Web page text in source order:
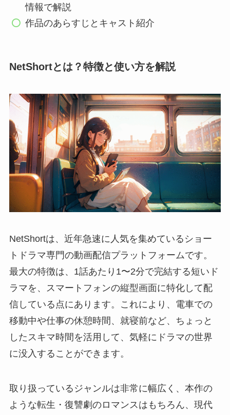
情報で解説
作品のあらすじとキャスト紹介
NetShortとは？特徴と使い方を解説
NetShortは、近年急速に人気を集めているショー
トドラマ専門の動画配信プラットフォームです。
最大の特徴は、1話あたり1〜2分で完結する短いド
ラマを、スマートフォンの縦型画面に特化して配
信している点にあります。これにより、電車での
移動中や仕事の休憩時間、就寝前など、ちょっと
したスキマ時間を活用して、気軽にドラマの世界
に没入することができます。
取り扱っているジャンルは非常に幅広く、本作の
ような転生・復讐劇のロマンスはもちろん、現代